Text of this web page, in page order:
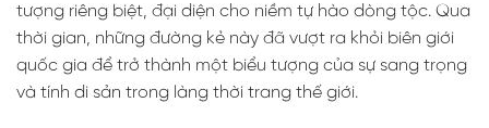
tượng riêng biệt, đại diện cho niềm tự hào dòng tộc. Qua
thời gian, những đường kẻ này đã vượt ra khỏi biên giới
quốc gia để trở thành một biểu tượng của sự sang trọng
và tính di sản trong làng thời trang thế giới.